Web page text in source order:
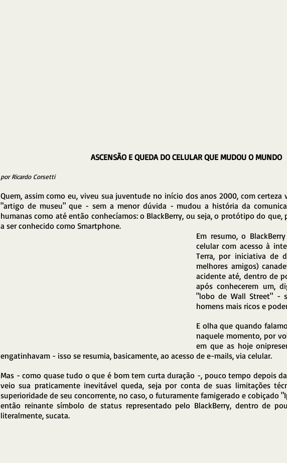
ASCENSÃO E QUEDA DO CELULAR QUE MUDOU O MUNDO
por Ricardo Corsetti
Quem, assim como eu, viveu sua juventude no início dos anos 2000, com certeza
"artigo de museu" que - sem a menor dúvida - mudou a história da
humanas como até então conhecíamos: o BlackBerry, ou seja, o protótipo do que,
a ser conhecido como Smartphone.
Em resumo, o
celular com acesso à
Terra, por iniciativa de
melhores amigos)
acidente até, dentro de
após conhecerem um,
"lobo de Wall Street" -
homens mais ricos e
E olha que quando
naquele momento, por
em que as hoje
engatinhavam - isso se resumia, basicamente, ao acesso de e-mails, via celular.
Mas - como quase tudo o que é bom tem curta duração -, pouco tempo depois da
veio sua praticamente inevitável queda, seja por conta de suas limitações
superioridade de seu concorrente, no caso, o futuramente famigerado e cobiçado
então reinante símbolo de status representado pelo BlackBerry, dentro de
literalmente, sucata.